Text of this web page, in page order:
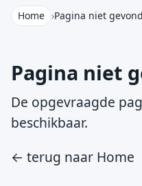
Home ›Pagina niet
Pagina niet
De opgevraagde
beschikbaar.
← terug naar Home